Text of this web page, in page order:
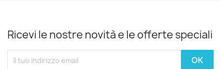
Ricevi le nostre novità e le offerte speciali